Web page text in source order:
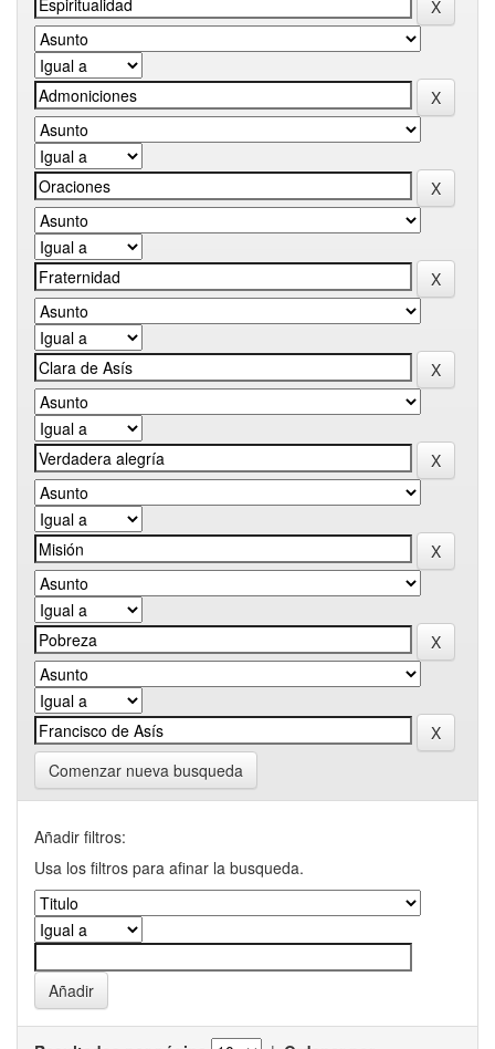
Comenzar nueva busqueda
Añadir filtros:
Usa los filtros para afinar la busqueda.